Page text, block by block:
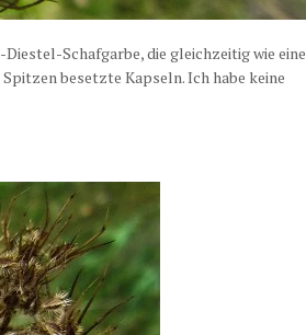
Schafgarbe, die gleichzeitig wie eine
besetzte Kapseln. Ich habe keine